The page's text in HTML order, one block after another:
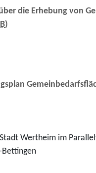
die Erhebung von
)
Wertheim im